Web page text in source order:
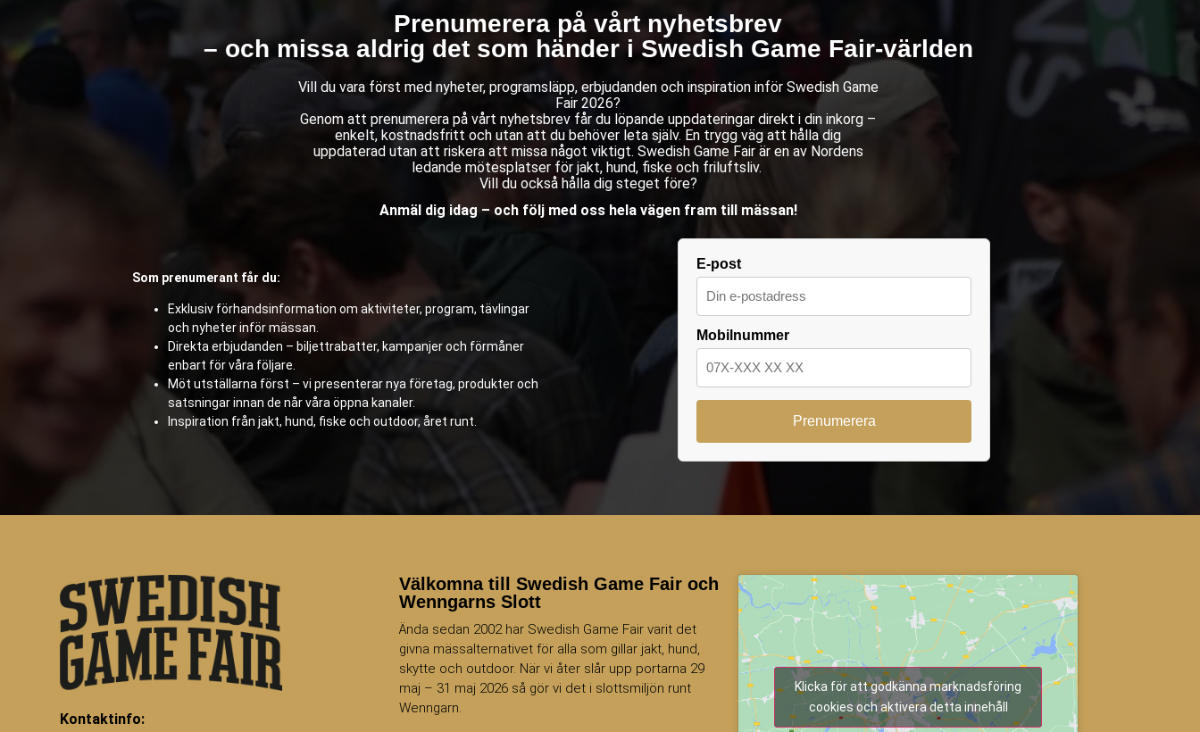
Prenumerera på vårt nyhetsbrev
– och missa aldrig det som händer i Swedish Game Fair-världen
Vill du vara först med nyheter, programsläpp, erbjudanden och inspiration inför Swedish Game
Fair 2026?
Genom att prenumerera på vårt nyhetsbrev får du löpande uppdateringar direkt i din inkorg –
enkelt, kostnadsfritt och utan att du behöver leta själv. En trygg väg att hålla dig
uppdaterad utan att riskera att missa något viktigt. Swedish Game Fair är en av Nordens
ledande mötesplatser för jakt, hund, fiske och friluftsliv.
Vill du också hålla dig steget före?
Anmäl dig idag – och följ med oss hela vägen fram till mässan!
E-post
Mobilnummer
Som prenumerant får du:
Exklusiv förhandsinformation om aktiviteter, program, tävlingar
och nyheter inför mässan.
Direkta erbjudanden – biljettrabatter, kampanjer och förmåner
enbart för våra följare.
Möt utställarna först – vi presenterar nya företag, produkter och
satsningar innan de når våra öppna kanaler.
Inspiration från jakt, hund, fiske och outdoor, året runt.
Kontaktinfo:
Välkomna till Swedish Game Fair och
Wenngarns Slott
Ända sedan 2002 har Swedish Game Fair varit det
givna mässalternativet för alla som gillar jakt, hund,
skytte och outdoor. När vi åter slår upp portarna 29
maj – 31 maj 2026 så gör vi det i slottsmiljön runt
Wenngarn.
Klicka för att godkänna marknadsföring
cookies och aktivera detta innehåll